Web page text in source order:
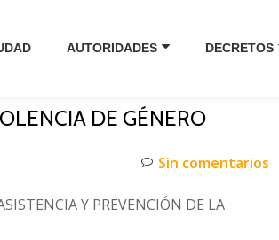
AUTORIDADES DECRETOS
DE GÉNERO
Sin comentarios
Y PREVENCIÓN DE LA